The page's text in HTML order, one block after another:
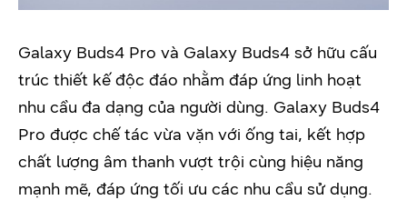
Galaxy Buds4 Pro và Galaxy Buds4 sở hữu cấu
trúc thiết kế độc đáo nhằm đáp ứng linh hoạt
nhu cầu đa dạng của người dùng. Galaxy Buds4
Pro được chế tác vừa vặn với ống tai, kết hợp
chất lượng âm thanh vượt trội cùng hiệu năng
mạnh mẽ, đáp ứng tối ưu các nhu cầu sử dụng.